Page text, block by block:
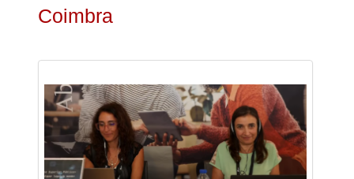
Coimbra